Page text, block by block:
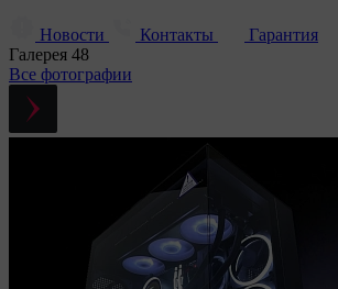
Новости Контакты
Гарантия
Галерея 48
Все фотографии